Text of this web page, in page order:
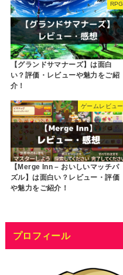
RPG
【グランドサマナーズ】は面白
い？評価・レビューや魅力をご紹
介！
ゲームレビュー
【Merge Inn – おいしいマッチパ
ズル】は面白い？レビュー・評価
や魅力をご紹介！
プロフィール